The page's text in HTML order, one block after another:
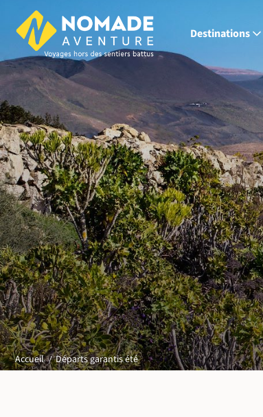
Destinations
Accueil Départs garantis été